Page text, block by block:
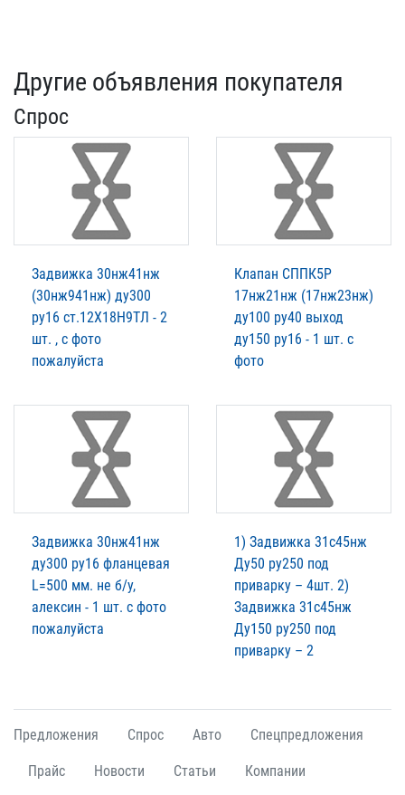
Другие объявления покупателя
Спрос
Задвижка 30нж41нж
(30нж941нж) ду300
ру16 ст.12Х18Н9ТЛ - 2
шт. , с фото
пожалуйста
Клапан СППК5Р
17нж21нж (17нж23нж)
ду100 ру40 выход
ду150 ру16 - 1 шт. с
фото
Задвижка 30нж41нж
ду300 ру16 фланцевая
L=500 мм. не б/у,
алексин - 1 шт. с фото
пожалуйста
1) Задвижка 31с45нж
Ду50 ру250 под
приварку – 4шт. 2)
Задвижка 31с45нж
Ду150 ру250 под
приварку – 2
Предложения Спрос Авто Спецпредложения
Прайс Новости Статьи Компании